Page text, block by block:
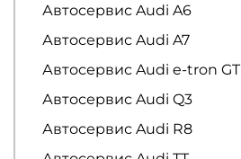
Автосервис Audi A6
Автосервис Audi A7
Автосервис Audi e-tron GT
Автосервис Audi Q3
Автосервис Audi R8